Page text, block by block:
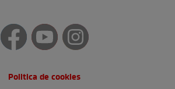
Politica de cookies